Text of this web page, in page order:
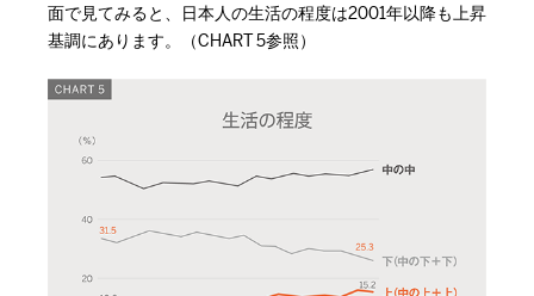
面で見てみると、日本人の生活の程度は2001年以降も上昇
基調にあります。（CHART 5参照）